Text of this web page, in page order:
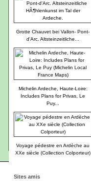
Grotte Chauvet bei Vallon- Pont-
d'Arc. Altsteinzeitliche...
Michelin Ardeche, Haute-Loire:
Includes Plans for Privas, Le
Puy...
Voyage pédestre en Ardèche au
XXe siècle (Collection Colporteur)
Sites amis